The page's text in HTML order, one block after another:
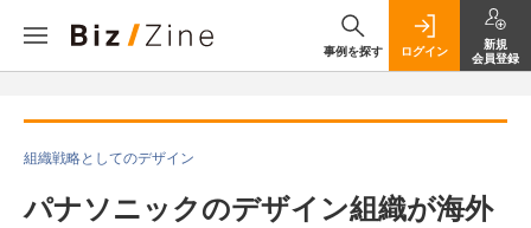
事例を探す ログイン
新規
会員登録
組織戦略としてのデザイン
パナソニックのデザイン組織が海外